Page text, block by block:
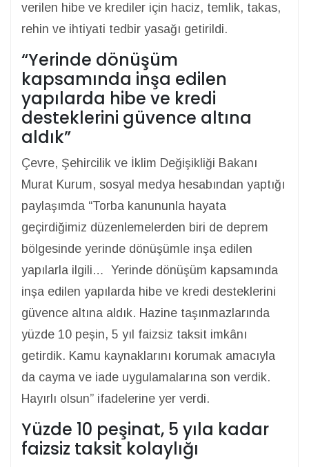
verilen hibe ve krediler için haciz, temlik, takas,
rehin ve ihtiyati tedbir yasağı getirildi.
“Yerinde dönüşüm
kapsamında inşa edilen
yapılarda hibe ve kredi
desteklerini güvence altına
aldık”
Çevre, Şehircilik ve İklim Değişikliği Bakanı
Murat Kurum, sosyal medya hesabından yaptığı
paylaşımda “Torba kanununla hayata
geçirdiğimiz düzenlemelerden biri de deprem
bölgesinde yerinde dönüşümle inşa edilen
yapılarla ilgili… Yerinde dönüşüm kapsamında
inşa edilen yapılarda hibe ve kredi desteklerini
güvence altına aldık. Hazine taşınmazlarında
yüzde 10 peşin, 5 yıl faizsiz taksit imkânı
getirdik. Kamu kaynaklarını korumak amacıyla
da cayma ve iade uygulamalarına son verdik.
Hayırlı olsun” ifadelerine yer verdi.
Yüzde 10 peşinat, 5 yıla kadar
faizsiz taksit kolaylığı